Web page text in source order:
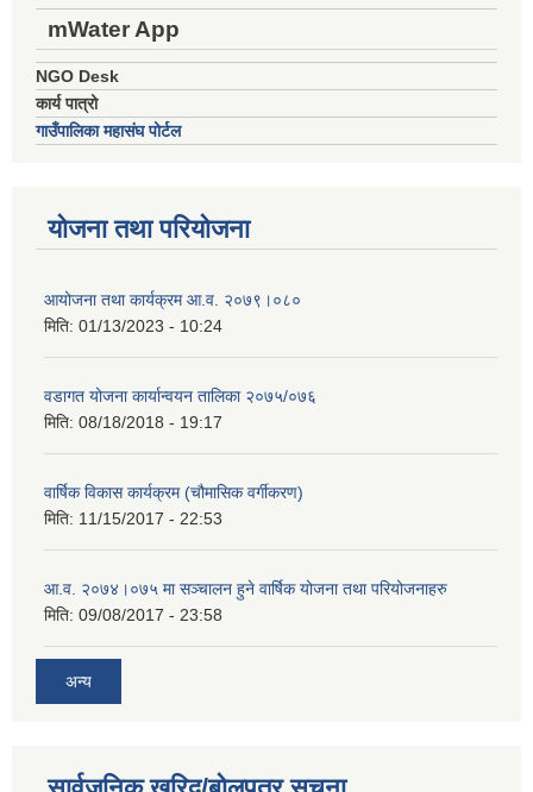
mWater App
NGO Desk
कार्य पात्रो
गाउँपालिका महासंघ पोर्टल
योजना तथा परियोजना
आयोजना तथा कार्यक्रम आ.व. २०७९।०८०
मिति: 01/13/2023 - 10:24
वडागत योजना कार्यान्वयन तालिका २०७५/०७६
मिति: 08/18/2018 - 19:17
वार्षिक विकास कार्यक्रम (चौमासिक वर्गीकरण)
मिति: 11/15/2017 - 22:53
आ.व. २०७४।०७५ मा सञ्चालन हुने वार्षिक योजना तथा परियोजनाहरु
मिति: 09/08/2017 - 23:58
अन्य